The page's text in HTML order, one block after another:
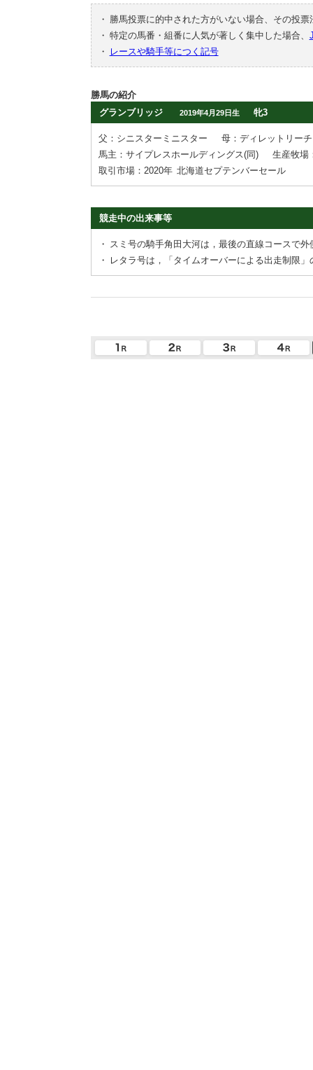
・
勝馬投票に的中された方がいない場合、その投
・ 特定の馬番・組番に人気が著しく集中した場合、
・
レースや騎手等につく記号
勝馬の紹介
グランブリッジ
2019年4月29日生 牝3
父：シニスターミニスター
母：ディレットリー
馬主：サイプレスホールディングス(同)
生産牧場
取引市場：2020年 北海道セプテンバーセール
競走中の出来事等
・
スミ号の騎手角田大河は，最後の直線コースで
・
レタラ号は，「タイムオーバーによる出走制限